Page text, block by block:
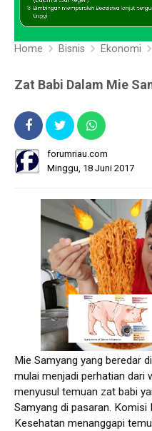
Home Bisnis Ekonomi
Zat Babi Dalam Mie
forumriau.com
Minggu, 18 Juni 2017
Mie Samyang yang beredar
mulai menjadi perhatian dari
menyusul temuan zat babi
Samyang di pasaran. Komisi
Kesehatan menanggapi